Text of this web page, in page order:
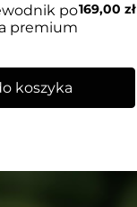
po
premium
169,00zł
koszyka